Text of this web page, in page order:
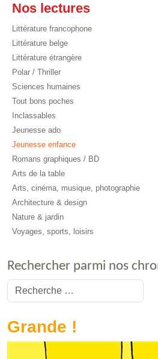
Nos lectures
Littérature francophone
Littérature belge
Littérature étrangère
Polar / Thriller
Sciences humaines
Tout bons poches
Inclassables
Jeunesse ado
Jeunesse enfance
Romans graphiques / BD
Arts de la table
Arts, cinéma, musique, photographie
Architecture & design
Nature & jardin
Voyages, sports, loisirs
Rechercher parmi nos
Valider
Grande !